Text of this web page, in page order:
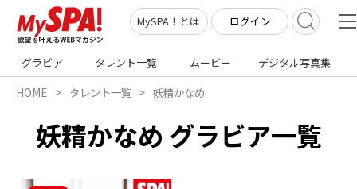
MySPA！とは ログイン
グラビア タレント一覧 ムービー デジタル写真集
HOME タレント一覧 妖精かなめ
妖精かなめ グラビア一覧